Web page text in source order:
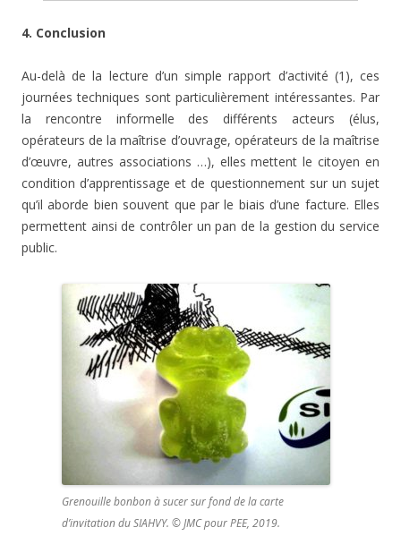
4. Conclusion
Au-delà de la lecture d’un simple rapport d’activité (1), ces
journées techniques sont particulièrement intéressantes. Par
la rencontre informelle des différents acteurs (élus,
opérateurs de la maîtrise d’ouvrage, opérateurs de la maîtrise
d’œuvre, autres associations …), elles mettent le citoyen en
condition d’apprentissage et de questionnement sur un sujet
qu’il aborde bien souvent que par le biais d’une facture. Elles
permettent ainsi de contrôler un pan de la gestion du service
public.
Grenouille bonbon à sucer sur fond de la carte
d’invitation du SIAHVY. © JMC pour PEE, 2019.